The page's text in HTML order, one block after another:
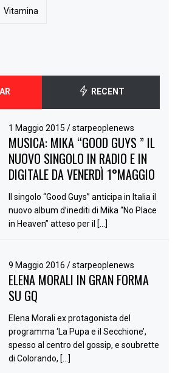
Vitamina
RECENT
1 Maggio 2015/ starpeoplenews
MUSICA: MIKA “GOOD GUYS ” IL
NUOVO SINGOLO IN RADIO E IN
DIGITALE DA VENERDÌ 1°MAGGIO
Il singolo “Good Guys” anticipa in Italia il
nuovo album d’inediti di Mika “No Place
in Heaven” atteso per il […]
9 Maggio 2016/ starpeoplenews
ELENA MORALI IN GRAN FORMA
SU GQ
Elena Morali ex protagonista del
programma ‘La Pupa e il Secchione’,
spesso al centro del gossip, e soubrette
di Colorando, […]